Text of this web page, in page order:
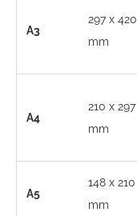
A3
297 x 420
mm
A4
210 x 297
mm
A5
148 x 210
mm